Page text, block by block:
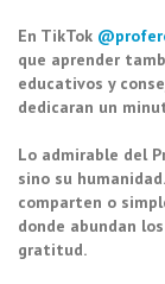
En TikTok
que aprender
educativos y
dedicaran un
Lo admirable del
sino su
comparten o
donde abundan
gratitud.